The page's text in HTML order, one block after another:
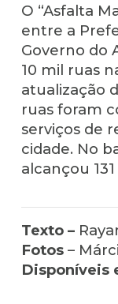
O “Asfalta
entre a
Governo do
10 mil ruas
atualização
ruas foram
serviços de
cidade. No
alcançou
Texto –
Fotos–
Disponíveis